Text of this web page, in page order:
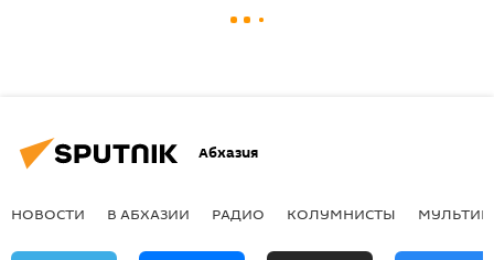
Абхазия
НОВОСТИ В АБХАЗИИ РАДИО КОЛУМНИСТЫ